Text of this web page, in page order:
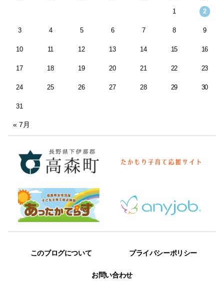
1 2
3 4 5 6 7 8 9
10 11 12 13 14 15 16
17 18 19 20 21 22 23
24 25 26 27 28 29 30
31
« 7月
このブログについて プライバシーポリシー
お問い合わせ